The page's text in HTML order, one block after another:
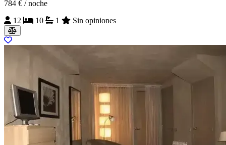
784 € / noche
12
10 1 Sin opiniones